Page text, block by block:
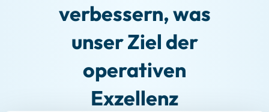
verbessern, was
unser Ziel der
operativen
Exzellenz